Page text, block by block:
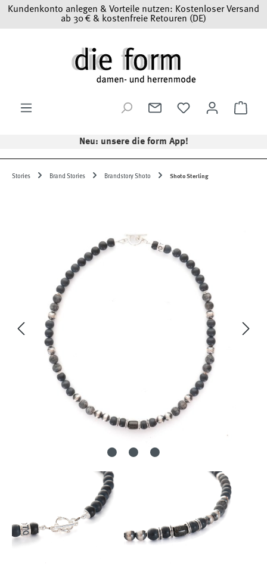
Zum Hauptinhalt springen
Kundenkonto anlegen & Vorteile nutzen: Kostenloser Versand
ab 30 € & kostenfreie Retouren (DE)
Neu: unsere die form App!
Stories Brand Stories Brandstory Shoto Shoto Sterling